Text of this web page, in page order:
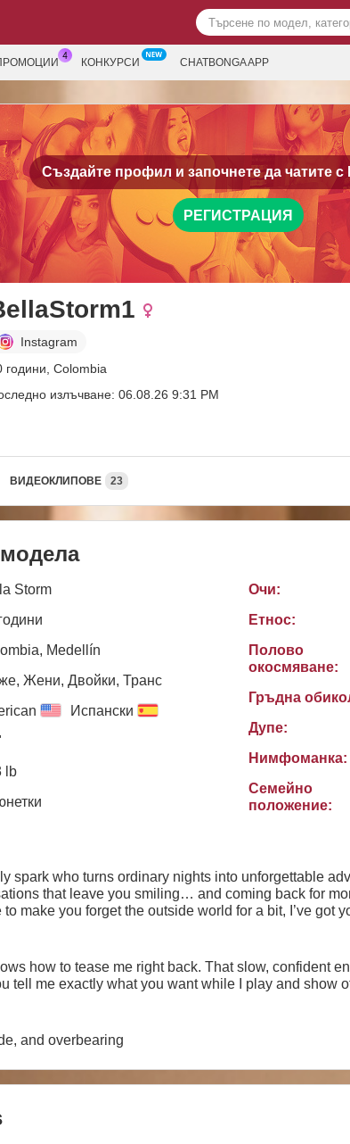
КОНКУРСИ CHATBONGA APP
Създайте профил и започнете да чатите с
РЕГИСТРАЦИЯ
Instagram
години, Colombia
излъчване: 06.08.26 9:31 PM
ВИДЕОКЛИПОВЕ 23
Storm
Medellín
Жени, Двойки, Транс
Испански
lb
Очи:
Етнос:
Полово
окосмяване:
Гръдна
Дупе:
Нимфоманка:
Семейно
положение:
spark who turns ordinary nights into unforgettable
that leave you smiling… and coming back for
make you forget the outside world for a bit, I’ve got
how to tease me right back. That slow, confident
tell me exactly what you want while I play and show
and overbearing